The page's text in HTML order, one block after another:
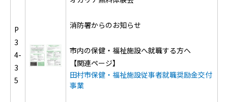
P
3
4-
3
5
消防署からのお知らせ
市内の保健・福祉施設へ就職する方へ
【関連ページ】
田村市保健・福祉施設従事者就職奨励金交付
事業